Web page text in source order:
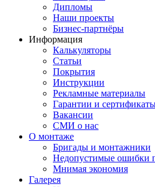
Дипломы
Наши проекты
Бизнес-партнёры
Информация
Калькуляторы
Статьи
Покрытия
Инструкции
Рекламные материалы
Гарантии и
Вакансии
СМИ о нас
О монтаже
Бригады и монтажники
Недопустимые ошибки
Мнимая экономия
Галерея